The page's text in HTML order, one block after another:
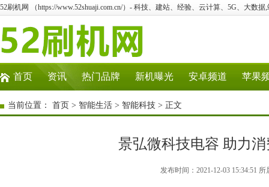
52刷机网 （https://www.52shuaji.com.cn/）- 科技、建站、经验、云计算、5G、大数据
首页 资讯 热门品牌 新机曝光 安卓频道 苹果
当前位置： 首页 > 智能生活 > 智能科技 > 正文
景弘微科技电容 助力
发布时间：2021-12-03 15:34:51